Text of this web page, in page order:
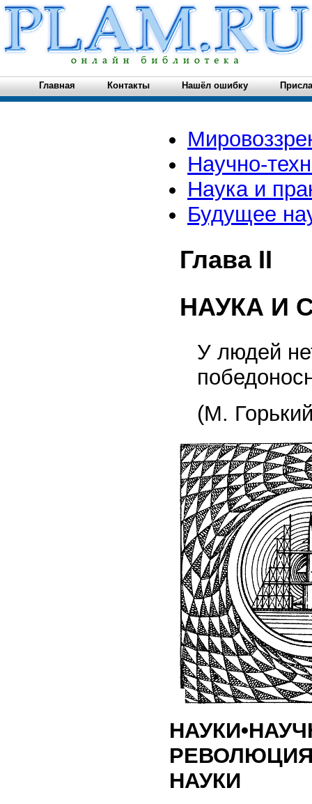
Главная Контакты Нашёл ошибку
Научно-
Наука и
Будущее
Глава II
НАУКА И
У людей
(М.
НАУКИ